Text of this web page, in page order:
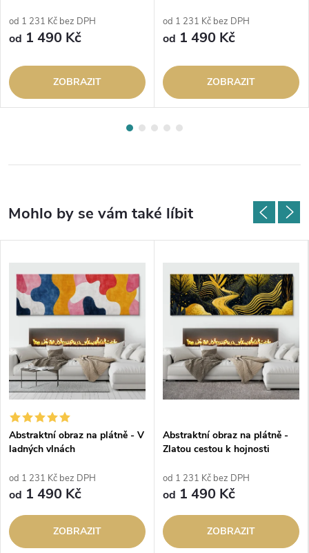
od 1 231 Kč bez DPH
od 1 490 Kč
ZOBRAZIT
od 1 231 Kč bez DPH
od 1 490 Kč
ZOBRAZIT
Abstraktní obraz na plátně - V
ladných vlnách
od 1 231 Kč bez DPH
od 1 490 Kč
ZOBRAZIT
Abstraktní obraz na plátně -
Zlatou cestou k hojnosti
od 1 231 Kč bez DPH
od 1 490 Kč
ZOBRAZIT